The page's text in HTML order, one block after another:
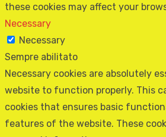
these cookies may affect your
Necessary
Necessary
Sempre abilitato
Necessary cookies are absolutely
website to function properly. This
cookies that ensures basic
features of the website. These